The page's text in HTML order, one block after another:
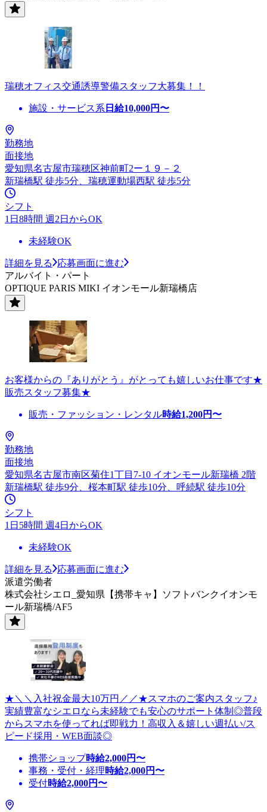
瑞穂オフィス交通誘導警備スタッフ大募集！！
施設・サービス系 日給10,000円〜
勤務地
面接地
愛知県名古屋市瑞穂区神前町2ー１９－２
新瑞橋駅 徒歩5分、瑞穂運動場西駅 徒歩5分
シフト
1日8時間 週2日からOK
未経験OK
詳細を見る
応募画面に進む
アルバイト・パート
OPTIQUE PARIS MIKI イオンモール新瑞橋店
お客様からの『ありがとう』がとっても嬉しいお仕事です★
販売スタッフ募集★
販売・ファッション・レンタル時給1,200円〜
勤務地
面接地
愛知県名古屋市南区菊住1丁目7-10 イオンモール新瑞橋 2階
新瑞橋駅 徒歩9分、桜本町駅 徒歩10分、呼続駅 徒歩10分
シフト
1日5時間 週4日からOK
未経験OK
詳細を見る
応募画面に進む
派遣労働者
株式会社シエロ_愛知県【携帯キャ】ソフトバンクイオンモ
ール新瑞橋/AF5
★＼＼入社祝金最大10万円／／★スマホのご案内スタッフ♪
実績豊富なシエロなら未経験でも安心のサポート体制◎普段
からスマホを使ってれば即戦力！高収入＆嬉しい週払い/ス
ピード採用・WEB面談◎
携帯ショップ時給2,000円〜
事務・受付・経理時給2,000円〜
受付時給2,000円〜